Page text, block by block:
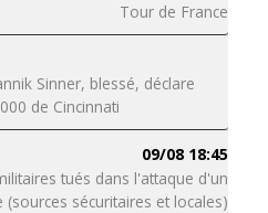
Tour de France
Sinner, blessé, déclare
de Cincinnati
09/08 18:45
tués dans l'attaque d'un
sécuritaires et locales)